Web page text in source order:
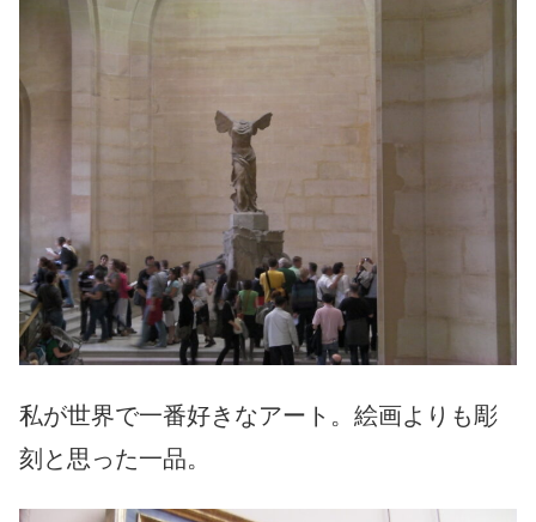
私が世界で一番好きなアート。絵画よりも彫
刻と思った一品。